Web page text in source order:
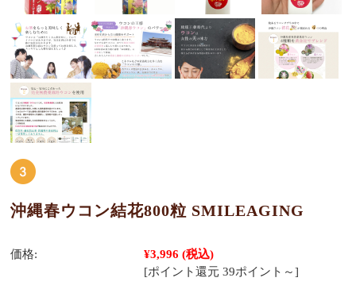
沖縄春ウコン結花800粒 SMILEAGING
価格: ¥3,996 (税込)
[ポイント還元 39ポイント～]